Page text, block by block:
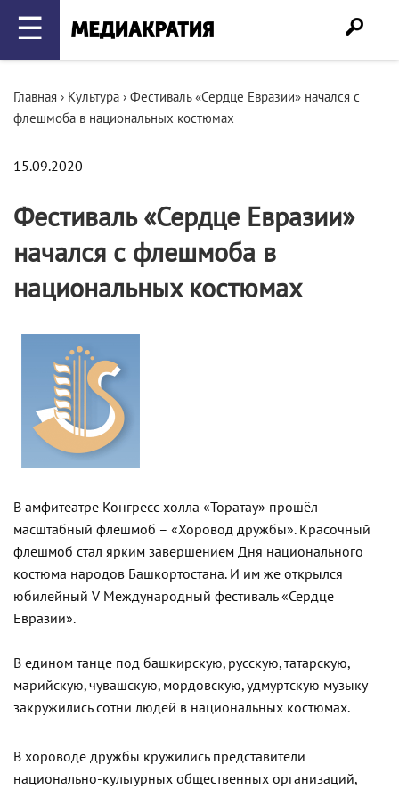
☰
Главная › Культура › Фестиваль «Сердце Евразии» начался с
флешмоба в национальных костюмах
15.09.2020
Фестиваль «Сердце Евразии»
начался с флешмоба в
национальных костюмах
В амфитеатре Конгресс-холла «Торатау» прошёл
масштабный флешмоб – «Хоровод дружбы». Красочный
флешмоб стал ярким завершением Дня национального
костюма народов Башкортостана. И им же открылся
юбилейный V Международный фестиваль «Сердце
Евразии».
В едином танце под башкирскую, русскую, татарскую,
марийскую, чувашскую, мордовскую, удмуртскую музыку
закружились сотни людей в национальных костюмах.
В хороводе дружбы кружились представители
национально-культурных общественных организаций,